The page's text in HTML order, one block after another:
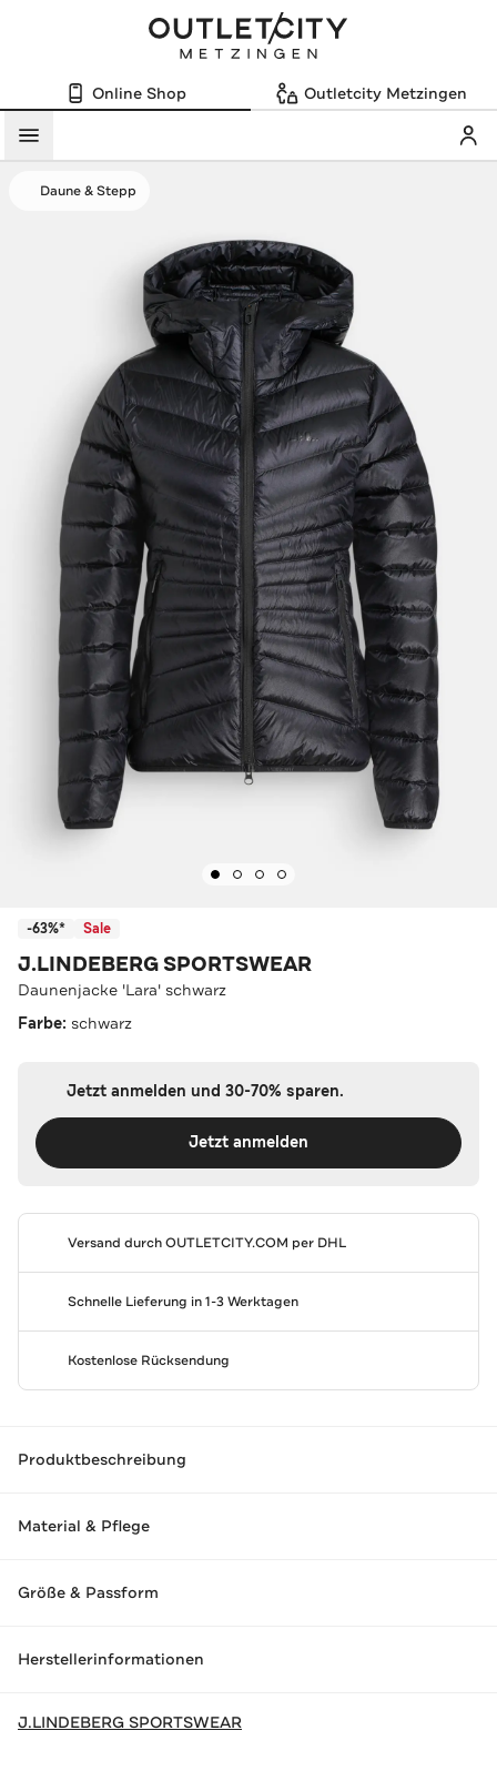
Online Shop Outletcity Metzingen
Menü
Daune & Stepp
-63%* Sale
J.LINDEBERG SPORTSWEAR
Daunenjacke 'Lara' schwarz
Farbe: schwarz
Jetzt anmelden und 30-70% sparen.
Jetzt anmelden
Versand durchOUTLETCITY.COM per DHL
Schnelle Lieferung in 1-3 Werktagen
Kostenlose Rücksendung
Produktbeschreibung
Material & Pflege
Größe & Passform
Herstellerinformationen
J.LINDEBERG SPORTSWEAR